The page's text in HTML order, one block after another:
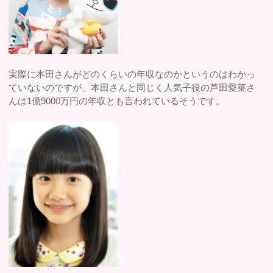
実際に本田さんがどのくらいの年収なのかというのはわかっ
ていないのですが、本田さんと同じく人気子役の芦田愛菜さ
んは1億9000万円の年収とも言われているそうです。